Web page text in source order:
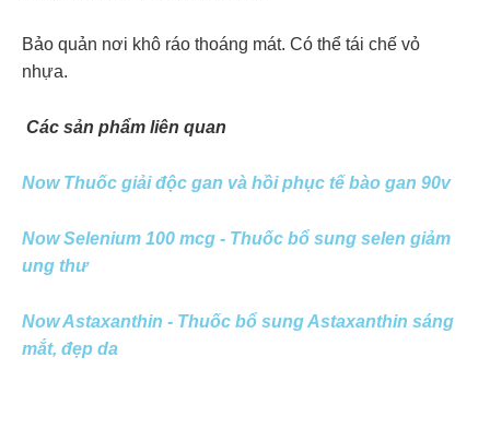
Bảo quản nơi khô ráo thoáng mát. Có thể tái chế vỏ
nhựa.
Các sản phẩm liên quan
Now Thuốc giải độc gan và hồi phục tế bào gan 90v
Now Selenium 100 mcg - Thuốc bổ sung selen giảm
ung thư
Now Astaxanthin - Thuốc bổ sung Astaxanthin sáng
mắt, đẹp da